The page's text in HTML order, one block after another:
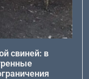
свиней: в